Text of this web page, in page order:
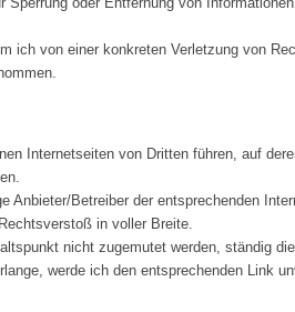
ich von einer konkreten Verletzung von
Internetseiten von Dritten führen, auf
Anbieter/Betreiber der entsprechenden
in voller Breite.
nicht zugemutet werden, ständig
werde ich den entsprechenden Link